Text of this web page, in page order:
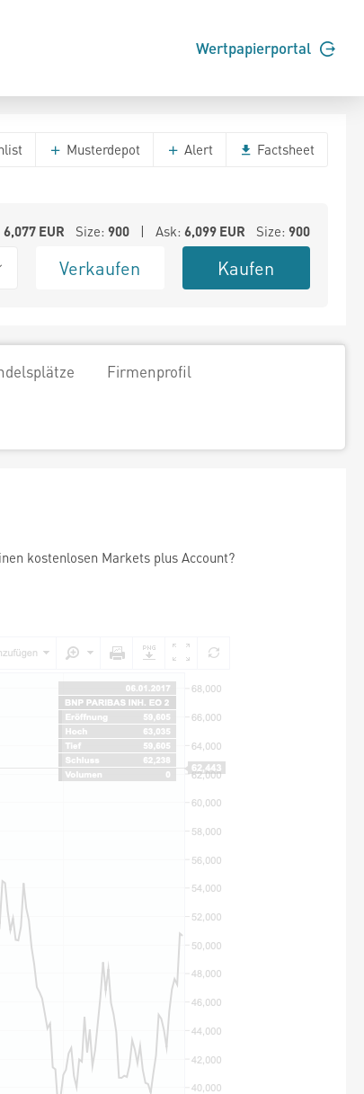
Wertpapierportal
Musterdepot Alert Factsheet
6,077EUR Size: 900| Ask: 6,099EUR Size: 900
Verkaufen Kaufen
Firmenprofil
kostenlosen Markets plus Account?